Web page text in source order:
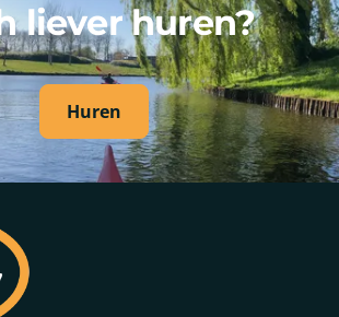
liever huren?
Huren